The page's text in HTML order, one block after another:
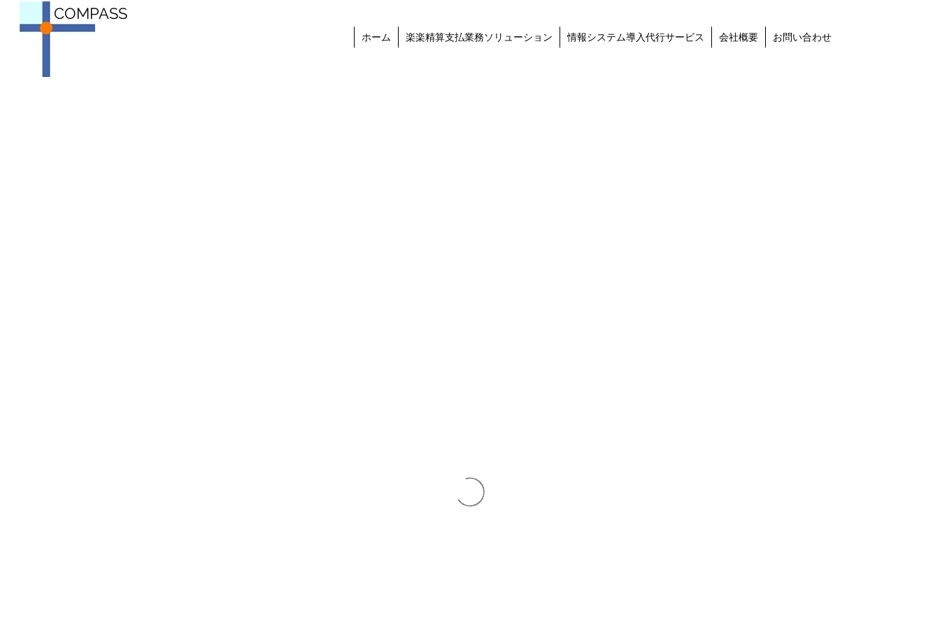
COMPASS
ホーム 楽楽精算支払業務ソリューション 情報システム導入代行サービス 会社概要 お問い合わせ